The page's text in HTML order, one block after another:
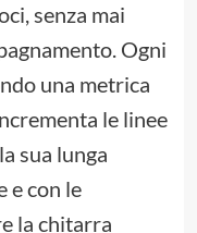
senza mai
Ogni
una metrica
le linee
sua lunga
e con le
la chitarra